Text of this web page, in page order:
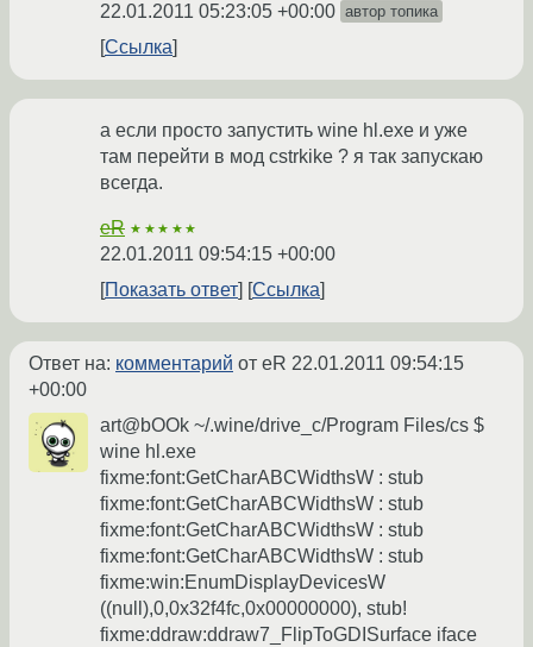
22.01.2011 05:23:05 +00:00 автор топика
Ссылка
а если просто запустить wine hl.exe и уже
там перейти в мод cstrkike ? я так запускаю
всегда.
eR ★★★★★
22.01.2011 09:54:15 +00:00
Показать ответ
Ссылка
Ответ на: комментарий от eR 22.01.2011 09:54:15
+00:00
art@bOOk ~/.wine/drive_c/Program Files/cs $
wine hl.exe
fixme:font:GetCharABCWidthsW : stub
fixme:font:GetCharABCWidthsW : stub
fixme:font:GetCharABCWidthsW : stub
fixme:font:GetCharABCWidthsW : stub
fixme:win:EnumDisplayDevicesW
((null),0,0x32f4fc,0x00000000), stub!
fixme:ddraw:ddraw7_FlipToGDISurface iface